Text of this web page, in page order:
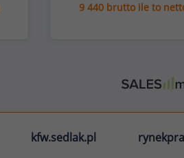
9 440 brutto ile to
kfw.sedlak.pl